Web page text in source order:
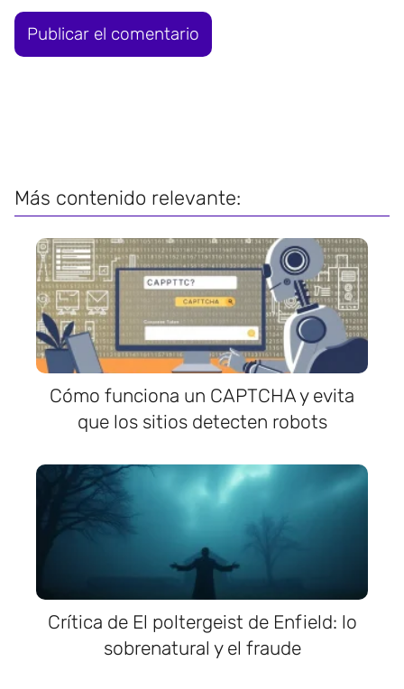
Más contenido relevante:
Cómo funciona un CAPTCHA y evita
que los sitios detecten robots
Crítica de El poltergeist de Enfield: lo
sobrenatural y el fraude